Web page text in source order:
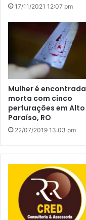
17/11/2021 12:07 pm
Mulher é encontrada
morta com cinco
perfurações em Alto
Paraíso, RO
22/07/2019 13:03 pm